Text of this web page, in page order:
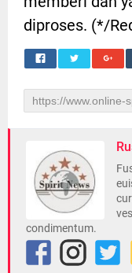
diproses. (*/
condimentum.